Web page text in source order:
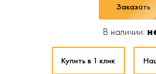
Заказать
В наличии:
Купить в 1 клик